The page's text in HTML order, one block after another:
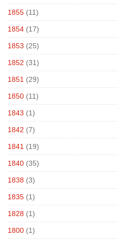
1855 (11)
1854 (17)
1853 (25)
1852 (31)
1851 (29)
1850 (11)
1843 (1)
1842 (7)
1841 (19)
1840 (35)
1838 (3)
1835 (1)
1828 (1)
1800 (1)